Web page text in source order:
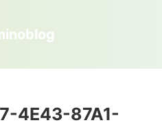
4E43-87A1-